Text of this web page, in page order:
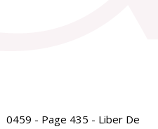
0459 - Page 435 - Liber De